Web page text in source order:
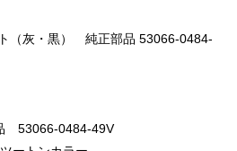
（灰・黒） 純正部品 53066-0484-
53066-0484-49V